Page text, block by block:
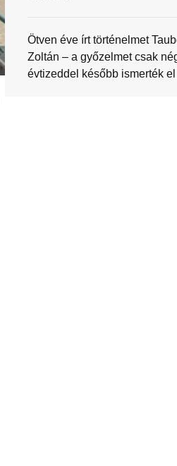
Ötven éve írt történelmet
Zoltán – a győzelmet csak
évtizeddel később ismerték el